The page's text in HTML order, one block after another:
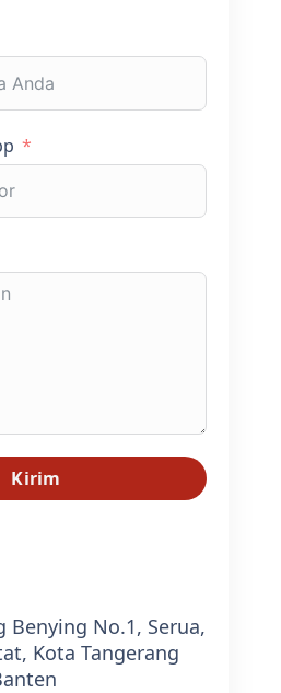
Benying No.1, Serua,
Kota Tangerang
Kirim